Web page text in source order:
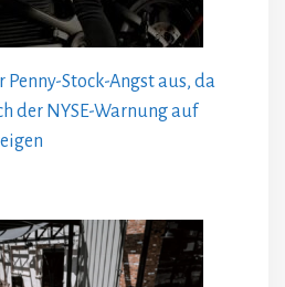
Penny-Stock-Angst aus, da
der NYSE-Warnung auf